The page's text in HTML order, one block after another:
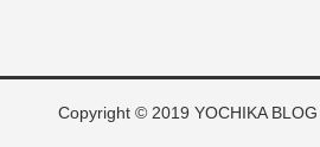
Copyright © 2019 YOCHIKA